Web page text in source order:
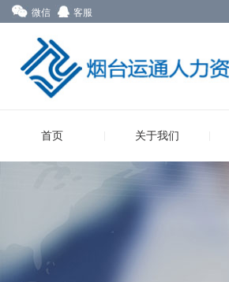
微信 客服
首页 关于我们